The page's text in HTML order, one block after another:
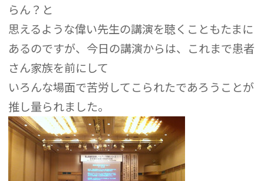
らん？と
思えるような偉い先生の講演を聴くこともたまに
あるのですが、今日の講演からは、これまで患者
さん家族を前にして
いろんな場面で苦労してこられたであろうことが
推し量られました。